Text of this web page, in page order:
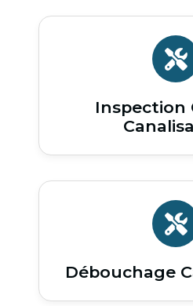
Inspection
Débouchage